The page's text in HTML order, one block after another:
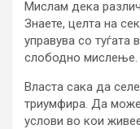
Мислам дека
Знаете, целта на
управува со туѓата
слободно мислење.
Власта сака да
триумфира. Да
услови во кои